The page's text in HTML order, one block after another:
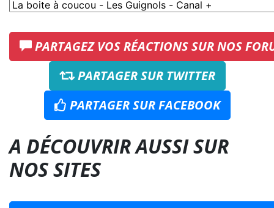
PARTAGEZ VOS RÉACTIONS SUR NOS
PARTAGER SUR TWITTER
PARTAGER SUR FACEBOOK
A DÉCOUVRIR AUSSI SUR
NOS SITES